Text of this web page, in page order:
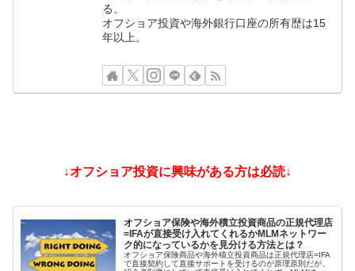
る。
オフショア投資や海外銀行口座の所有歴は15
年以上。
↓オフショア投資に興味がある方は必読↓
オフショア保険や海外積立投資商品の正規代理店
=IFAが直接受け入れてくれるかMLMネットワー
ク的になっているかを見分ける方法とは？
オフショア保険商品や海外積立投資商品は正規代理店=IFA
で直接契約して直接サポートを受けるのが原理原則だが、